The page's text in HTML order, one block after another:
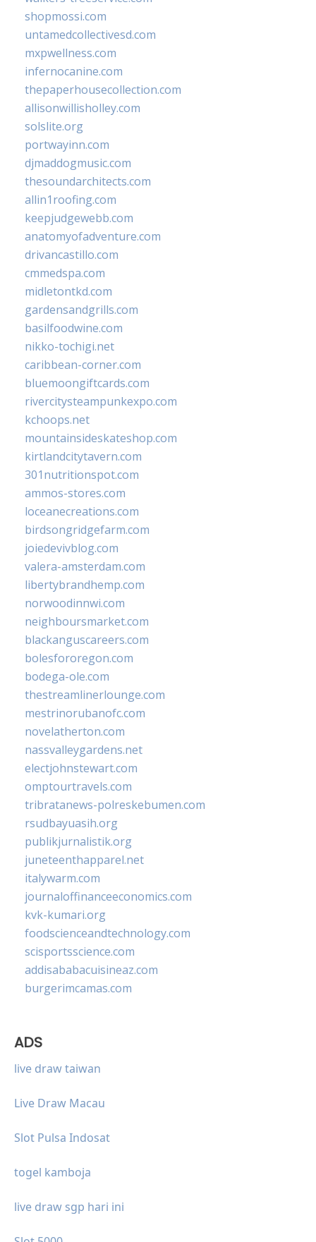
shopmossi.com
untamedcollectivesd.com
mxpwellness.com
infernocanine.com
thepaperhousecollection.com
allisonwillisholley.com
solslite.org
portwayinn.com
djmaddogmusic.com
thesoundarchitects.com
allin1roofing.com
keepjudgewebb.com
anatomyofadventure.com
drivancastillo.com
cmmedspa.com
midletontkd.com
gardensandgrills.com
basilfoodwine.com
nikko-tochigi.net
caribbean-corner.com
bluemoongiftcards.com
rivercitysteampunkexpo.com
kchoops.net
mountainsideskateshop.com
kirtlandcitytavern.com
301nutritionspot.com
ammos-stores.com
loceanecreations.com
birdsongridgefarm.com
joiedevivblog.com
valera-amsterdam.com
libertybrandhemp.com
norwoodinnwi.com
neighboursmarket.com
blackanguscareers.com
bolesfororegon.com
bodega-ole.com
thestreamlinerlounge.com
mestrinorubanofc.com
novelatherton.com
nassvalleygardens.net
electjohnstewart.com
omptourtravels.com
tribratanews-polreskebumen.com
rsudbayuasih.org
publikjurnalistik.org
juneteenthapparel.net
italywarm.com
journaloffinanceeconomics.com
kvk-kumari.org
foodscienceandtechnology.com
scisportsscience.com
addisababacuisineaz.com
burgerimcamas.com
ADS
live draw taiwan
Live Draw Macau
Slot Pulsa Indosat
togel kamboja
live draw sgp hari ini